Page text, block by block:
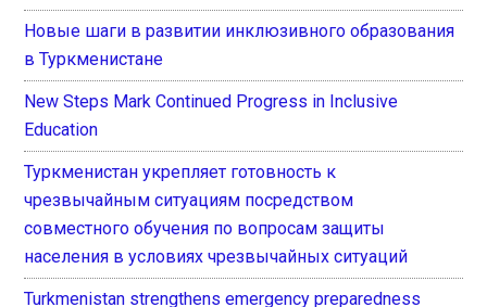
Новые шаги в развитии инклюзивного образования
в Туркменистане
New Steps Mark Continued Progress in Inclusive
Education
Туркменистан укрепляет готовность к
чрезвычайным ситуациям посредством
совместного обучения по вопросам защиты
населения в условиях чрезвычайных ситуаций
Turkmenistan strengthens emergency preparedness